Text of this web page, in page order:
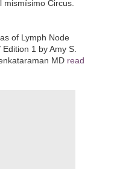
Circus.
of Lymph Node
1 by Amy S.
MD read